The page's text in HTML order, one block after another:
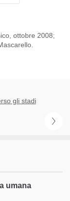
ottobre 2008;
gli stadi
umana